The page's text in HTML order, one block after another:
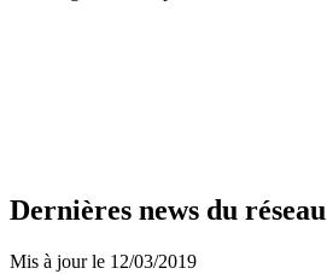
Dernières news du réseau
Mis à jour le 12/03/2019